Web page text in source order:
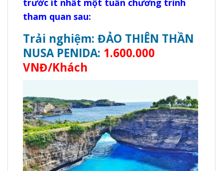
tham quan sau:
Trải nghiệm: ĐẢO THIÊN THẦN
NUSA PENIDA: 1.600.000
VNĐ/Khách